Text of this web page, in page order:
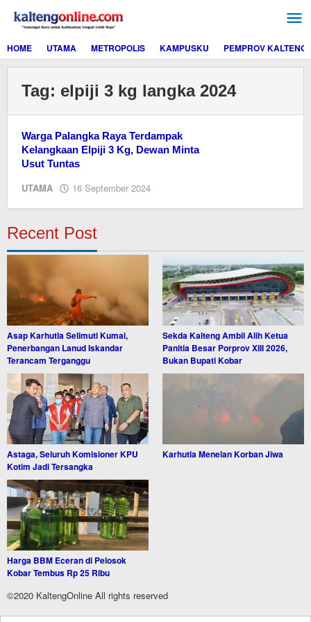
konten
HOME
UTAMA METROPOLIS KAMPUSKU PEMPROV KALTENG
Tag: elpiji 3 kg langka 2024
Warga Palangka Raya Terdampak
Kelangkaan Elpiji 3 Kg, Dewan Minta
Usut Tuntas
UTAMA 16 September 2024
Recent Post
Asap Karhutla Selimuti Kumai,
Penerbangan Lanud Iskandar
Terancam Terganggu
Sekda Kalteng Ambil Alih Ketua
Panitia Besar Porprov XIII 2026,
Bukan Bupati Kobar
Astaga, Seluruh Komisioner KPU
Kotim Jadi Tersangka
Karhutla Menelan Korban Jiwa
Harga BBM Eceran di Pelosok
Kobar Tembus Rp 25 Ribu
©2020 KaltengOnline All rights reserved